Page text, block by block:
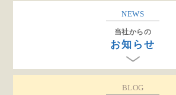
NEWS
当社からの
お知らせ
BLOG